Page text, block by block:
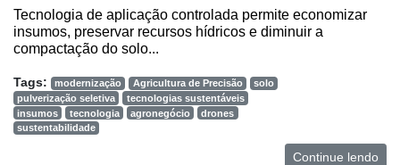
Tecnologia de aplicação controlada permite economizar
insumos, preservar recursos hídricos e diminuir a
compactação do solo...
Tags: modernização Agricultura de Precisão
solo
pulverização seletiva
tecnologias sustentáveis
insumos
tecnologia agronegócio
drones
sustentabilidade
Continue lendo